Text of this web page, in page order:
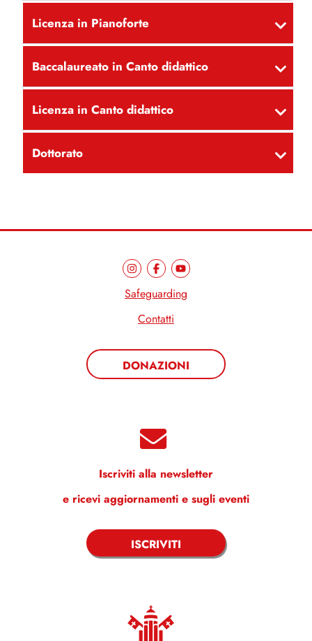
Licenza in Pianoforte
Baccalaureato in Canto didattico
Licenza in Canto didattico
Dottorato
Safeguarding
Contatti
DONAZIONI
Iscriviti alla newsletter
e ricevi aggiornamenti e sugli eventi
ISCRIVITI